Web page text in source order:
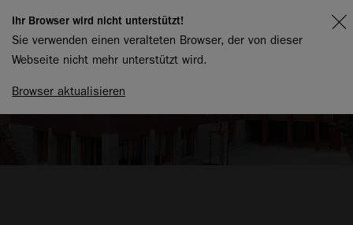
Ihr Browser wird nicht unterstützt!
Sie verwenden einen veralteten Browser, der von dieser
Webseite nicht mehr unterstützt wird.
Browser aktualisieren